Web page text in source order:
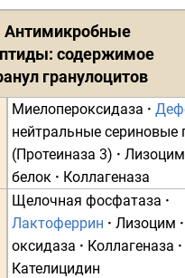
Антимикробные
: содержимое
гранулоцитов
Миелопероксидаза ·
нейтральные сериновые
(Протеиназа 3) · Лизоцим
белок · Коллагеназа
Щелочная фосфатаза ·
Лактоферрин · Лизоцим ·
оксидаза · Коллагеназа ·
Кателицидин